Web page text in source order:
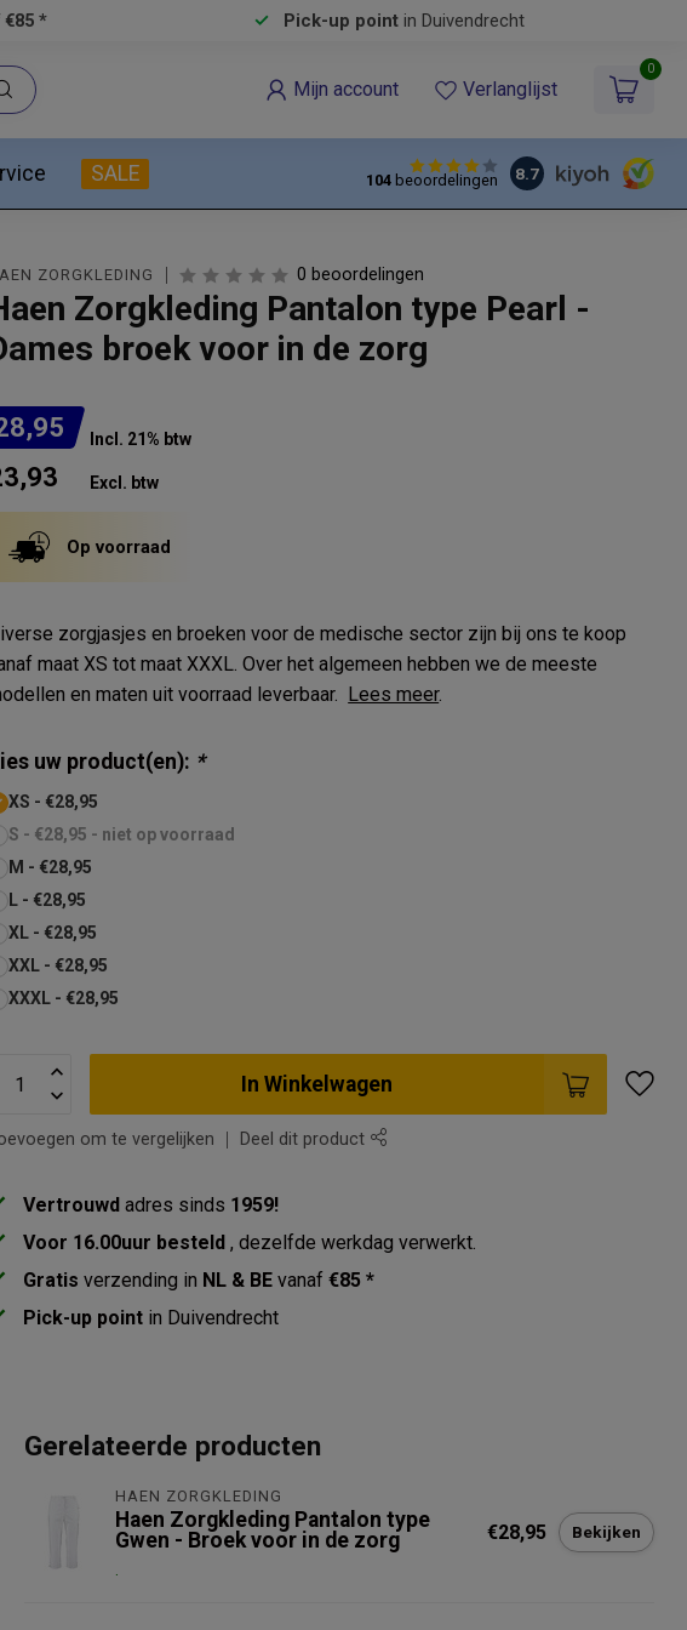
€85 * Pick-up pointin Duivendrecht
Mijn account Verlanglijst
0
SALE 104beoordelingen 8.7
ZORGKLEDING 0 beoordelingen
Zorgkleding Pantalon type Pearl -
broek voor in de zorg
Incl. 21% btw
Excl. btw
Op voorraad
zorgjasjes en broeken voor de medische sector zijn bij ons te koop
maat XS tot maat XXXL. Over het algemeen hebben we de meeste
en maten uit voorraad leverbaar. Lees meer.
uw product(en): *
XS - €28,95
S - €28,95 - niet op voorraad
M - €28,95
L - €28,95
XL - €28,95
XXL - €28,95
XXXL - €28,95
In Winkelwagen
om te vergelijken Deel dit product
Vertrouwd adres sinds 1959!
Voor 16.00uur besteld, dezelfde werkdag verwerkt.
Gratis verzending in NL & BE vanaf€85 *
Pick-up point in Duivendrecht
Gerelateerde producten
HAEN ZORGKLEDING
Haen Zorgkleding Pantalon type
Gwen - Broek voor in de zorg
.
€28,95 Bekijken